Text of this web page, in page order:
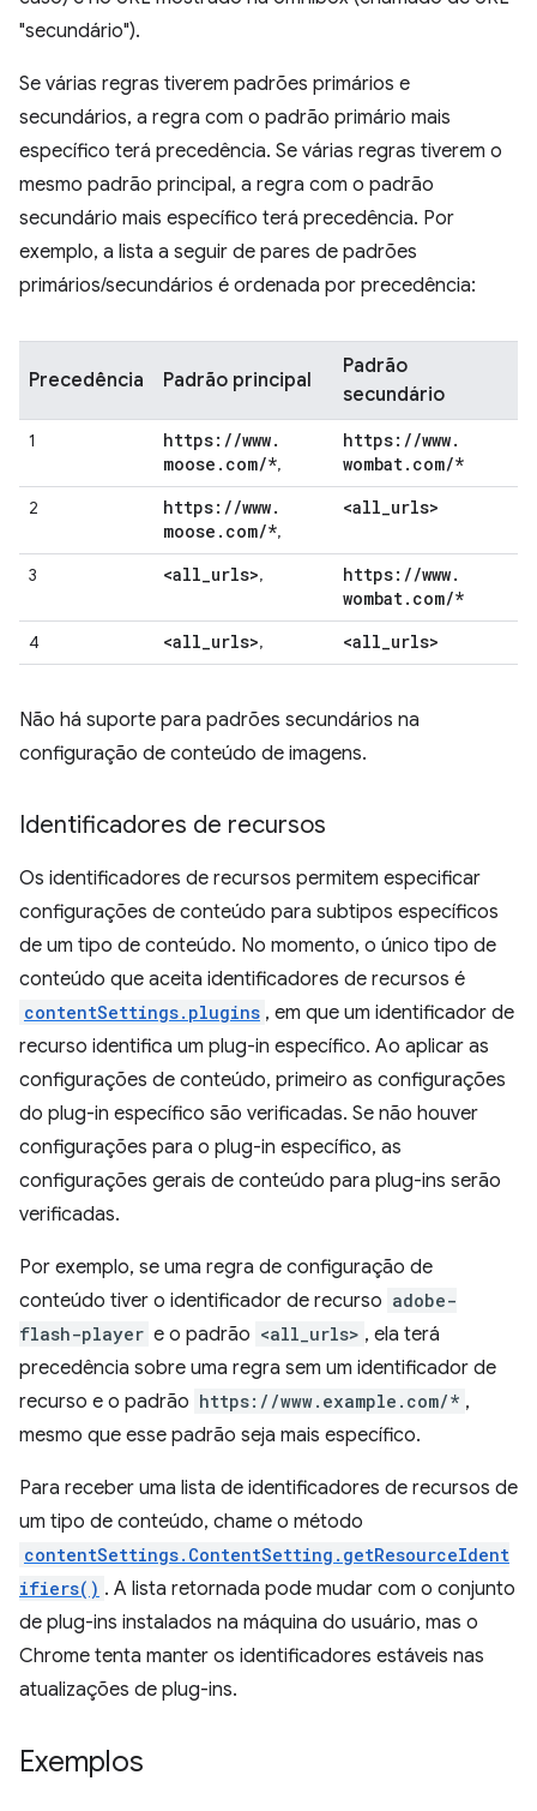
"secundário").
Se várias regras tiverem padrões primários e
secundários, a regra com o padrão primário mais
específico terá precedência. Se várias regras tiverem o
mesmo padrão principal, a regra com o padrão
secundário mais específico terá precedência. Por
exemplo, a lista a seguir de pares de padrões
primários/secundários é ordenada por precedência:
Precedência Padrão principal
Padrão
secundário
1 https: //www.
moose . com/*,
https: //www.
wombat. com/*
2 https: //www.
moose . com/*,
<all_urls>
3 <all_urls>, https: //www.
wombat. com/*
4 <all_urls>, <all_urls>
Não há suporte para padrões secundários na
configuração de conteúdo de imagens.
Identificadores de recursos
Os identificadores de recursos permitem especificar
configurações de conteúdo para subtipos específicos
de um tipo de conteúdo. No momento, o único tipo de
conteúdo que aceita identificadores de recursos é
contentSettings.plugins , em que um identificador de
recurso identifica um plug-in específico. Ao aplicar as
configurações de conteúdo, primeiro as configurações
do plug-in específico são verificadas. Se não houver
configurações para o plug-in específico, as
configurações gerais de conteúdo para plug-ins serão
verificadas.
Por exemplo, se uma regra de configuração de
conteúdo tiver o identificador de recurso adobe-
flash-player e o padrão <all_urls> , ela terá
precedência sobre uma regra sem um identificador de
recurso e o padrão https://www.example.com/* ,
mesmo que esse padrão seja mais específico.
Para receber uma lista de identificadores de recursos de
um tipo de conteúdo, chame o método
contentSettings.ContentSetting.getResourceIdent
ifiers() . A lista retornada pode mudar com o conjunto
de plug-ins instalados na máquina do usuário, mas o
Chrome tenta manter os identificadores estáveis nas
atualizações de plug-ins.
Exemplos